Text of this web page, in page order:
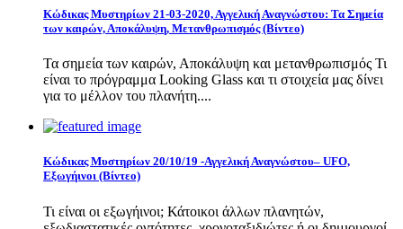
Κώδικας Μυστηρίων 21-03-2020, Αγγελική Αναγνώστου: Τα Σημεία
των καιρών, Αποκάλυψη, Μετανθρωπισμός (Βίντεο)
Τα σημεία των καιρών, Αποκάλυψη και μετανθρωπισμός Τι
είναι το πρόγραμμα Looking Glass και τι στοιχεία μας δίνει
για το μέλλον του πλανήτη....
Κώδικας Μυστηρίων 20/10/19 -Αγγελική Αναγνώστου– UFO,
Εξωγήινοι (Βίντεο)
Τι είναι οι εξωγήινοι; Κάτοικοι άλλων πλανητών,